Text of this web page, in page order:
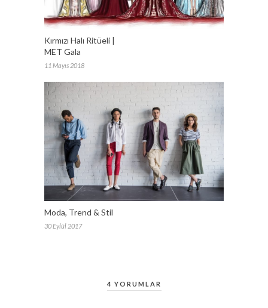
Kırmızı Halı Ritüeli |
MET Gala
11 Mayıs 2018
Moda, Trend & Stil
30 Eylül 2017
4 YORUMLAR